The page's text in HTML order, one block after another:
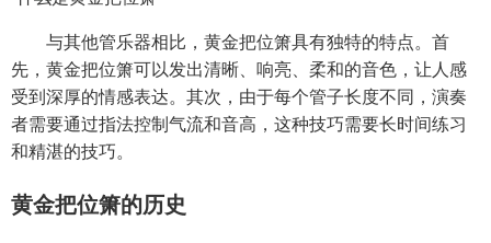
与其他管乐器相比，黄金把位箫具有独特的特点。首
先，黄金把位箫可以发出清晰、响亮、柔和的音色，让人感
受到深厚的情感表达。其次，由于每个管子长度不同，演奏
者需要通过指法控制气流和音高，这种技巧需要长时间练习
和精湛的技巧。
黄金把位箫的历史